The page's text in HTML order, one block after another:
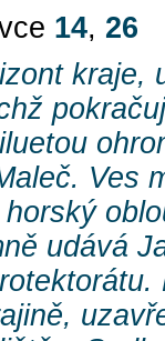
14, 26
kraje,
Ves
udává